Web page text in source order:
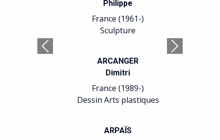
Philippe
France (1961-)
Sculpture
ARCANGER
Dimitri
France (1989-)
Dessin Arts plastiques
ARPAÏS
Précédent Suivant